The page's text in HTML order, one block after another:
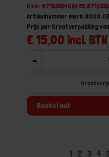
Gtin:
Artikelnummer merk:
€ 15,00 incl. BTW
Prijs per Grootverpakking
-
Bestel nu!
1 2 3 4